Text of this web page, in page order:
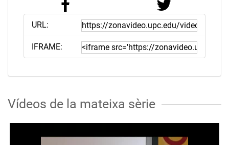
URL:
IFRAME:
Vídeos de la mateixa sèrie